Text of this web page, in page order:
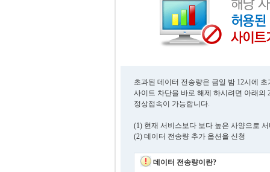
초과된 데이터 전송량은 금일 밤 12시에
사이트 차단을 바로 해제 하시려면 아래의
정상접속이 가능합니다.
(1) 현재 서비스보다 보다 높은 사양으로
(2) 데이터 전송량 추가 옵션을 신청
데이터 전송량이란?